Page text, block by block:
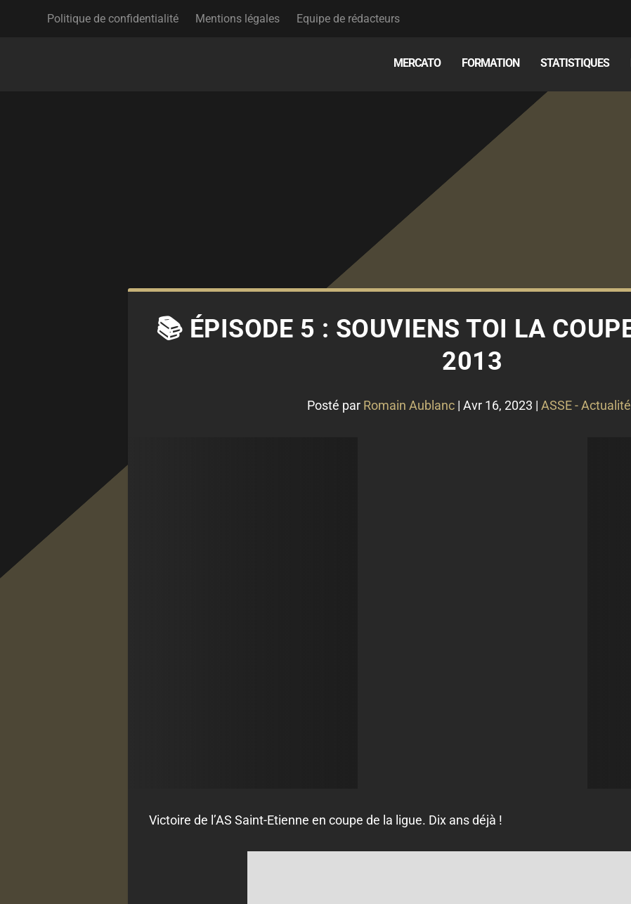
Politique de confidentialité Mentions légales Equipe de rédacteurs
MERCATO FORMATION STATISTIQUES
📚 ÉPISODE 5 : SOUVIENS TOI LA
2013
Posté par Romain Aublanc | Avr 16, 2023 | ASSE -
Victoire de l’AS Saint-Etienne en coupe de la ligue. Dix ans déjà !